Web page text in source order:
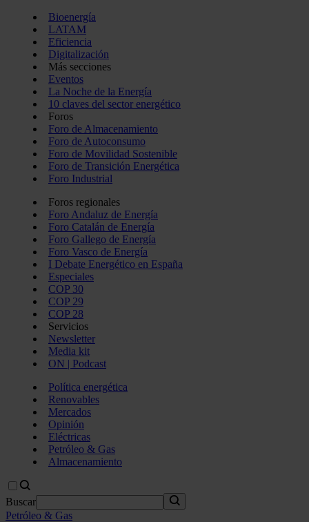
Bioenergía
LATAM
Eficiencia
Digitalización
Más secciones
Eventos
La Noche de la Energía
10 claves del sector energético
Foros
Foro de Almacenamiento
Foro de Autoconsumo
Foro de Movilidad Sostenible
Foro de Transición Energética
Foro Industrial
Foros regionales
Foro Andaluz de Energía
Foro Catalán de Energía
Foro Gallego de Energía
Foro Vasco de Energía
I Debate Energético en España
Especiales
COP 30
COP 29
COP 28
Servicios
Newsletter
Media kit
ON | Podcast
Política energética
Renovables
Mercados
Opinión
Eléctricas
Petróleo & Gas
Almacenamiento
Buscar
Petróleo & Gas